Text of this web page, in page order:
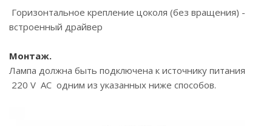
Горизонтальное крепление цоколя (без вращения) -
встроенный драйвер
Монтаж.
Лампа должна быть подключена к источнику питания
220 V AC одним из указанных ниже способов.